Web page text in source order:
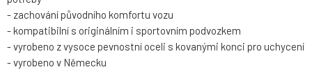
- zachování původního komfortu vozu
- kompatibilní s originálním i sportovním podvozkem
- vyrobeno z vysoce pevnostní oceli s kovanými konci pro uchycení
- vyrobeno v Německu